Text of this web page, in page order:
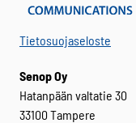
Tietosuojaseloste
Senop Oy
Hatanpään valtatie 30
33100 Tampere